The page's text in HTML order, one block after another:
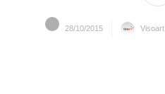
28/10/2015 Visoart